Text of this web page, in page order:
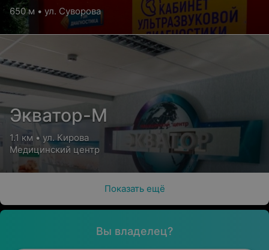
650 м • ул. Суворова
Экватор-М
1.1 км • ул. Кирова
Медицинский центр
Показать ещё
Вы владелец?